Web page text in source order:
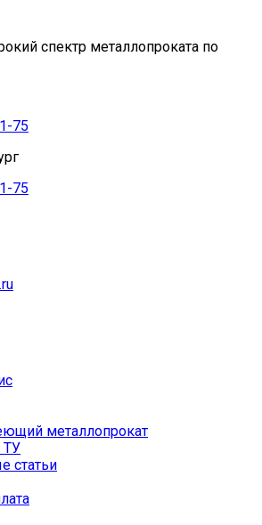
спектр металлопроката по
75
75
металлопрокат
ТУ
статьи